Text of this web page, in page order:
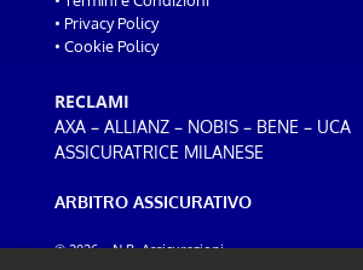
• Privacy Policy
• Cookie Policy
RECLAMI
AXA– ALLIANZ– NOBIS– BENE – UCA
ASSICURATRICE MILANESE
ARBITRO ASSICURATIVO
© 2026 – N.B. Assicurazioni